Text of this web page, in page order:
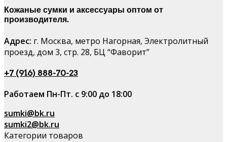
Кожаные сумки и аксессуары оптом от
производителя.
Адрес: г. Москва, метро Нагорная, Электролитный
проезд, дом 3, стр. 28, БЦ “Фаворит”
+7 (916) 888-70-23
Работаем Пн-Пт. с 9:00 до 18:00
sumki@bk.ru
sumki2@bk.ru
Категории товаров